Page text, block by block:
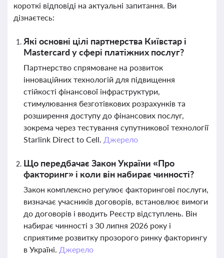
короткі відповіді на актуальні запитання. Ви
дізнаєтесь:
Які основні цілі партнерства Київстар і
Mastercard у сфері платіжних послуг?
Партнерство спрямоване на розвиток
інноваційних технологій для підвищення
стійкості фінансової інфраструктури,
стимулювання безготівкових розрахунків та
розширення доступу до фінансових послуг,
зокрема через тестування супутникової технології
Starlink Direct to Cell. Джерело
Що передбачає Закон України «Про
факторинг» і коли він набирає чинності?
Закон комплексно регулює факторингові послуги,
визначає учасників договорів, встановлює вимоги
до договорів і вводить Реєстр відступлень. Він
набирає чинності з 30 липня 2026 року і
сприятиме розвитку прозорого ринку факторингу
в Україні. Джерело